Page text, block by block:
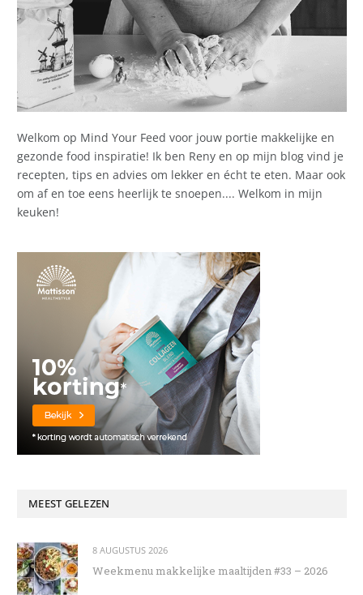
Welkom op Mind Your Feed voor jouw portie makkelijke en
gezonde food inspiratie! Ik ben Reny en op mijn blog vind je
recepten, tips en advies om lekker en écht te eten. Maar ook
om af en toe eens heerlijk te snoepen.... Welkom in mijn
keuken!
MEEST GELEZEN
8 AUGUSTUS 2026
Weekmenu makkelijke maaltijden #33 – 2026